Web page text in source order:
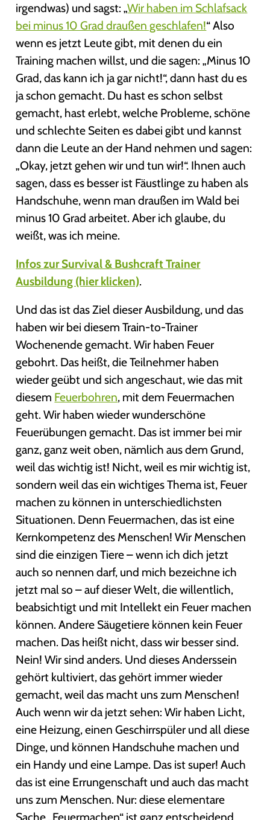
irgendwas) und sagst: „Wir haben im Schlafsack
bei minus 10 Grad draußen geschlafen!“ Also
wenn es jetzt Leute gibt, mit denen du ein
Training machen willst, und die sagen: „Minus 10
Grad, das kann ich ja gar nicht!“, dann hast du es
ja schon gemacht. Du hast es schon selbst
gemacht, hast erlebt, welche Probleme, schöne
und schlechte Seiten es dabei gibt und kannst
dann die Leute an der Hand nehmen und sagen:
„Okay, jetzt gehen wir und tun wir!“. Ihnen auch
sagen, dass es besser ist Fäustlinge zu haben als
Handschuhe, wenn man draußen im Wald bei
minus 10 Grad arbeitet. Aber ich glaube, du
weißt, was ich meine.
Infos zur Survival & Bushcraft Trainer
Ausbildung (hier klicken).
Und das ist das Ziel dieser Ausbildung, und das
haben wir bei diesem Train-to-Trainer
Wochenende gemacht. Wir haben Feuer
gebohrt. Das heißt, die Teilnehmer haben
wieder geübt und sich angeschaut, wie das mit
diesem Feuerbohren, mit dem Feuermachen
geht. Wir haben wieder wunderschöne
Feuerübungen gemacht. Das ist immer bei mir
ganz, ganz weit oben, nämlich aus dem Grund,
weil das wichtig ist! Nicht, weil es mir wichtig ist,
sondern weil das ein wichtiges Thema ist, Feuer
machen zu können in unterschiedlichsten
Situationen. Denn Feuermachen, das ist eine
Kernkompetenz des Menschen! Wir Menschen
sind die einzigen Tiere – wenn ich dich jetzt
auch so nennen darf, und mich bezeichne ich
jetzt mal so – auf dieser Welt, die willentlich,
beabsichtigt und mit Intellekt ein Feuer machen
können. Andere Säugetiere können kein Feuer
machen. Das heißt nicht, dass wir besser sind.
Nein! Wir sind anders. Und dieses Anderssein
gehört kultiviert, das gehört immer wieder
gemacht, weil das macht uns zum Menschen!
Auch wenn wir da jetzt sehen: Wir haben Licht,
eine Heizung, einen Geschirrspüler und all diese
Dinge, und können Handschuhe machen und
ein Handy und eine Lampe. Das ist super! Auch
das ist eine Errungenschaft und auch das macht
uns zum Menschen. Nur: diese elementare
Sache „Feuermachen“ ist ganz entscheidend